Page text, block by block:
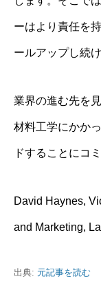
ーはより責任を
ールアップし続け
業界の進む先を
材料工学にかか
ドすることにコ
David Haynes,
and Marketing,
出典: 元記事を読む